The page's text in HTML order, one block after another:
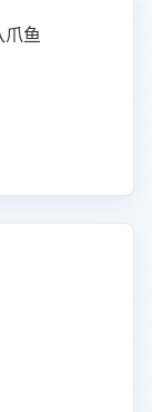
爪鱼